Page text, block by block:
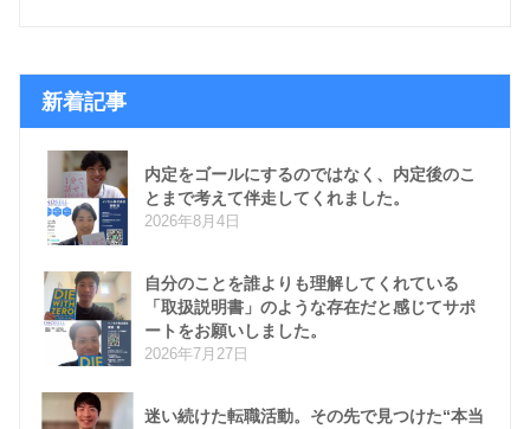
新着記事
内定をゴールにするのではなく、内定後のこ
とまで考えて伴走してくれました。
2026年8月4日
自分のことを誰よりも理解してくれている
「取扱説明書」のような存在だと感じてサポ
ートをお願いしました。
2026年7月27日
迷い続けた転職活動。その先で見つけた“本当